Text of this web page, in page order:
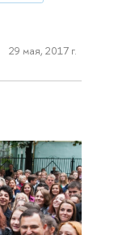
29 мая, 2017 г.